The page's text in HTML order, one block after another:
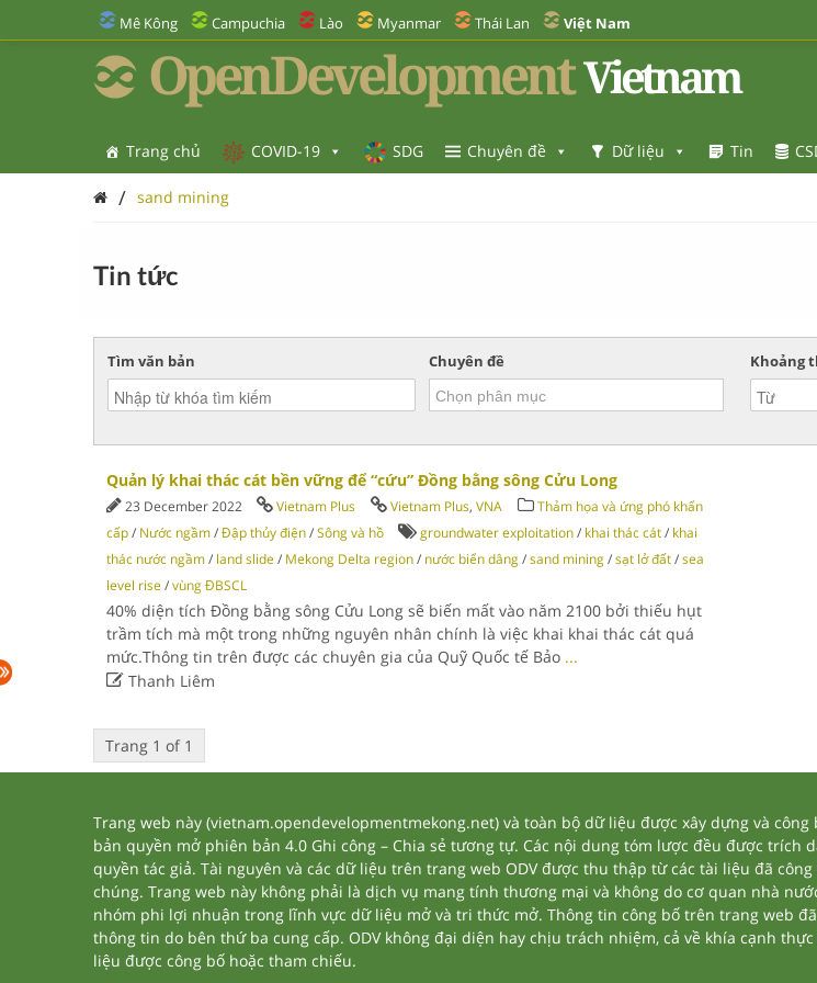
Mê Kông Campuchia Lào Myanmar Thái Lan Việt Nam
OpenDevelopment Vietnam
Trang chủ COVID-19 SDG Chuyên đề Dữ liệu Tin
/ sand mining
Tin tức
Tìm văn bản Chuyên đề Khoảng
Quản lý khai thác cát bền vững để “cứu” Đồng bằng sông Cửu Long
23 December 2022 Vietnam Plus Vietnam Plus, VNA
Thảm họa và ứng phó khẩn
cấp/ Nước ngầm/Đập thủy điện/Sông và hồ groundwater exploitation/ khai thác cát/ khai
thác nước ngầm/ land slide/ Mekong Delta region/ nước biển dâng/sand mining/sạt lở đất/sea
level rise/vùng ĐBSCL
40% diện tích Đồng bằng sông Cửu Long sẽ biến mất vào năm 2100 bởi thiếu hụt
trầm tích mà một trong những nguyên nhân chính là việc khai khai thác cát quá
mức.Thông tin trên được các chuyên gia của Quỹ Quốc tế Bảo ...
Thanh Liêm
Trang 1 of 1
Trang web này (vietnam.opendevelopmentmekong.net) và toàn bộ dữ liệu được xây dựng và
bản quyền mở phiên bản 4.0 Ghi công – Chia sẻ tương tự. Các nội dung tóm lược đều được
quyền tác giả. Tài nguyên và các dữ liệu trên trang web ODV được thu thập từ các tài liệu đã
chúng. Trang web này không phải là dịch vụ mang tính thương mại và không do cơ quan nhà
nhóm phi lợi nhuận trong lĩnh vực dữ liệu mở và tri thức mở. Thông tin công bố trên trang web
thông tin do bên thứ ba cung cấp. ODV không đại diện hay chịu trách nhiệm, cả về khía cạnh
liệu được công bố hoặc tham chiếu.